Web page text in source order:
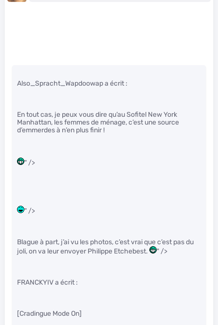
Also_Spracht_Wapdoowap a écrit :
En tout cas, je peux vous dire qu’au Sofitel New York
Manhattan, les femmes de ménage, c’est une source
d’emmerdes à n’en plus finir !
" />
" />
Blague à part, j’ai vu les photos, c’est vrai que c’est pas du
joli, on va leur envoyer Philippe Etchebest.
" />
FRANCKYIV a écrit :
[Cradingue Mode On]